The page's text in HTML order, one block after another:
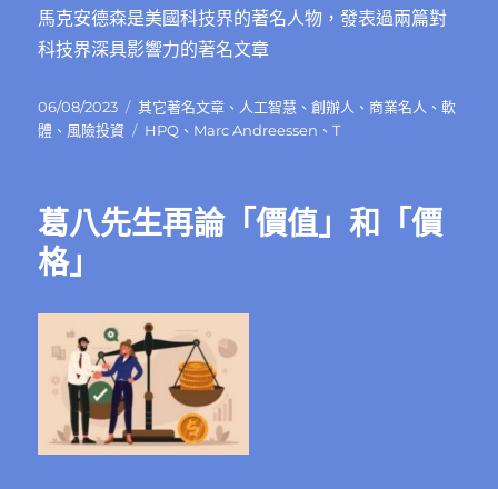
馬克安德森是美國科技界的著名人物，發表過兩篇對
科技界深具影響力的著名文章
發
佈
06/08/2023
分
類
其它著名文章 、 人工智慧 、創辦人 、商業名人 、軟
體 、 風險投資
標
HPQ 、 Marc Andreessen 、T
葛八先生再論「價值」和「價
格」